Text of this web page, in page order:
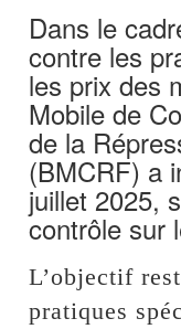
Dans le
contre les
les prix des
Mobile de
de la
(BMCRF) a
juillet 2025,
contrôle sur
L’objectif
pratiques